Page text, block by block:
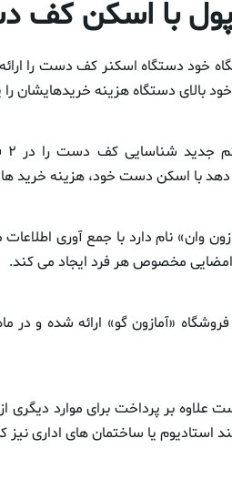
با اسکن
خود دستگاه اسکنر کف دست را
بالای دستگاه هزینه خریدهایشان
با اسکن دست خود، هزینه خرید
وان» نام دارد با جمع آوری
امضایی مخصوص هر فرد ایجاد می کند.
«آمازون گو» ارائه شده و در
بر پرداخت برای موارد دیگری
استادیوم یا ساختمان های اداری نیز